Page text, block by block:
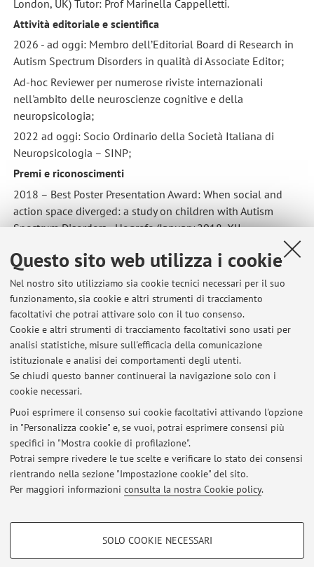
Questo sito web utilizza i cookie
Nel nostro sito utilizziamo sia cookie tecnici necessari per il suo
funzionamento, sia cookie e altri strumenti di tracciamento
facoltativi che potrai attivare solo con il tuo consenso.
Cookie e altri strumenti di tracciamento facoltativi sono usati per
analisi statistiche, misure sull'efficacia della comunicazione
istituzionale e analisi dei comportamenti degli utenti.
Se chiudi questo banner continuerai la navigazione solo con i
cookie necessari.
Puoi esprimere il consenso sui cookie facoltativi attivando l'opzione
in "Personalizza cookie" e, se vuoi, potrai esprimere consensi più
specifici in "Mostra cookie di profilazione".
Potrai sempre rivedere le tue scelte e verificare lo stato dei consensi
rientrando nella sezione "Impostazione cookie" del sito.
Per maggiori informazioni consulta la nostra Cookie policy.
COOKIE DI PROFILAZIONE - FACOLTATIVI
SOLO COOKIE NECESSARI
London, UK) Tutor: Prof Marinella Cappelletti.
Attività editoriale e scientifica
2026 - ad oggi: Membro dell’Editorial Board di Research in
Autism Spectrum Disorders in qualità di Associate Editor;
Ad-hoc Reviewer per numerose riviste internazionali
nell'ambito delle neuroscienze cognitive e della
neuropsicologia;
2022 ad oggi: Socio Ordinario della Società Italiana di
Neuropsicologia – SINP;
Premi e riconoscimenti
2018 – Best Poster Presentation Award: When social and
action space diverged: a study on children with Autism
Spectrum Disorders - Hogrefe (January 2018, XII
Developmental Neuropsychology Conference - Giornate di
Neuropsicologia dell’età evolutiva, Brixen, Italy)
Ultimi avvisi
Scadenze per gli studenti che preparano la tesi - Deadlines for
students preparing their thesis
Pubblicato il: 09 marzo 2026
Scadenze per gli studenti che preparano la tesi
Pubblicato il: 14 aprile 2025
Scadenze per gli studenti che preparano la tesi
Pubblicato il: 18 aprile 2024
Area riservata